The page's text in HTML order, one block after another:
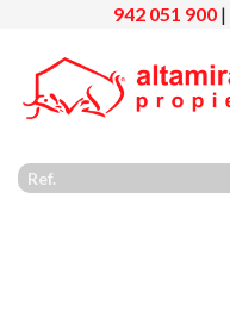
942 051 900 |